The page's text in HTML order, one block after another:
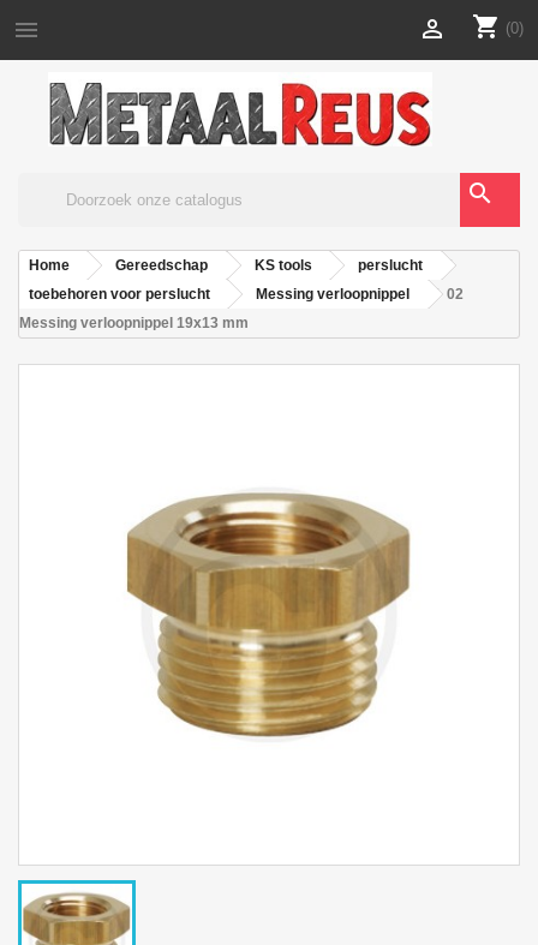
 shopping_cart (0)

search
Home Gereedschap KS tools
perslucht
toebehoren voor perslucht
Messing verloopnippel
02
Messing verloopnippel 19x13 mm